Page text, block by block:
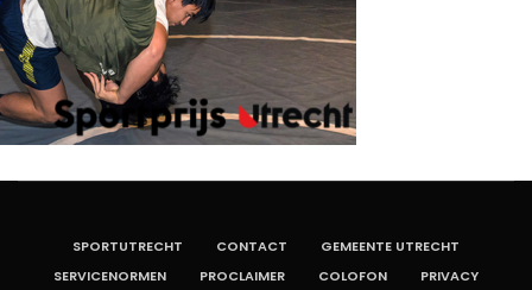
SPORTUTRECHT CONTACT
GEMEENTE UTRECHT
SERVICENORMEN
PROCLAIMER COLOFON
PRIVACY